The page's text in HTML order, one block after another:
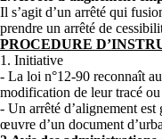
Il s’agit d’un arrêté qui
prendre un arrêté de
PROCEDURE
1. Initiative
- La loi n°12-90 reconnaît
modification de leur tracé
- Un arrêté d’alignement
œuvre d’un document